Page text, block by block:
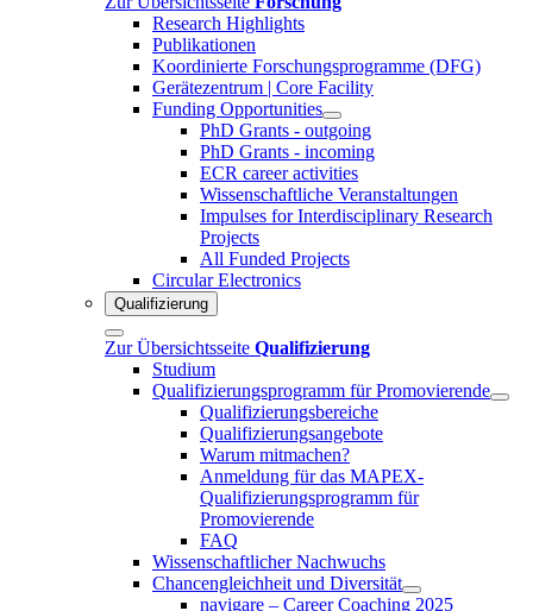
Research Highlights
Publikationen
Koordinierte Forschungsprogramme (DFG)
Gerätezentrum | Core Facility
Funding Opportunities
PhD Grants - outgoing
PhD Grants - incoming
ECR career activities
Wissenschaftliche Veranstaltungen
Impulses for Interdisciplinary Research
Projects
All Funded Projects
Circular Electronics
Qualifizierung
Zur Übersichtsseite Qualifizierung
Studium
Qualifizierungsprogramm für Promovierende
Qualifizierungsbereiche
Qualifizierungsangebote
Warum mitmachen?
Anmeldung für das MAPEX-
Qualifizierungsprogramm für
Promovierende
FAQ
Wissenschaftlicher Nachwuchs
Chancengleichheit und Diversität
navigare – Career Coaching 2025